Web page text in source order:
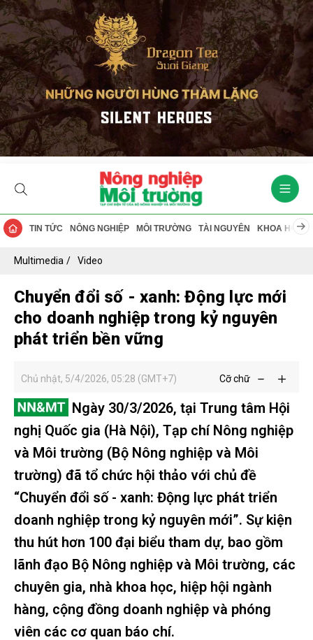
TIN TỨC NÔNG NGHIỆP MÔI TRƯỜNG TÀI NGUYÊN KHOA HỌC
Multimedia Video
Chuyển đổi số - xanh: Động lực mới
cho doanh nghiệp trong kỷ nguyên
phát triển bền vững
Chủ nhật, 5/4/2026, 05:28 (GMT+7) Cỡ chữ
Ngày 30/3/2026, tại Trung tâm Hội
nghị Quốc gia (Hà Nội), Tạp chí Nông nghiệp
và Môi trường (Bộ Nông nghiệp và Môi
trường) đã tổ chức hội thảo với chủ đề
“Chuyển đổi số - xanh: Động lực phát triển
doanh nghiệp trong kỷ nguyên mới”. Sự kiện
thu hút hơn 100 đại biểu tham dự, bao gồm
lãnh đạo Bộ Nông nghiệp và Môi trường, các
chuyên gia, nhà khoa học, hiệp hội ngành
hàng, cộng đồng doanh nghiệp và phóng
viên các cơ quan báo chí.